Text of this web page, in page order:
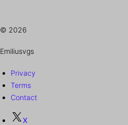
© 2026
Emiliusvgs
Privacy
Terms
Contact
X